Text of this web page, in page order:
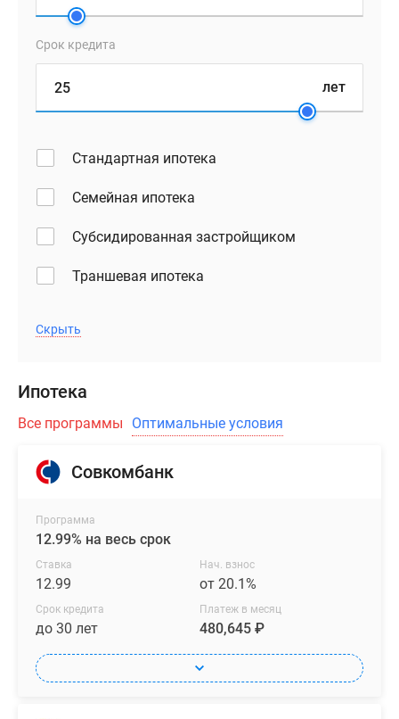
Срок кредита
лет
Стандартная ипотека
Семейная ипотека
Субсидированная застройщиком
Траншевая ипотека
Скрыть
Ипотека
Все программы Оптимальные условия
Совкомбанк
Программа
12.99% на весь срок
Ставка
12.99
Нач. взнос
от 20.1%
Срок кредита
до 30 лет
Платеж в месяц
480,645 ₽